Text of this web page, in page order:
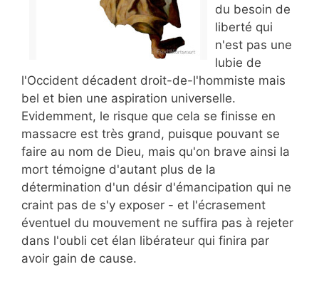
du besoin de
liberté qui
n'est pas une
lubie de
l'Occident décadent droit-de-l'hommiste mais
bel et bien une aspiration universelle.
Evidemment, le risque que cela se finisse en
massacre est très grand, puisque pouvant se
faire au nom de Dieu, mais qu'on brave ainsi la
mort témoigne d'autant plus de la
détermination d'un désir d'émancipation qui ne
craint pas de s'y exposer - et l'écrasement
éventuel du mouvement ne suffira pas à rejeter
dans l'oubli cet élan libérateur qui finira par
avoir gain de cause.